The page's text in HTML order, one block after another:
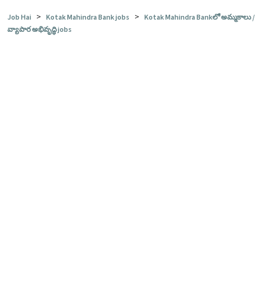
Job Hai > Kotak Mahindra Bank jobs > Kotak Mahindra Bankలో అమ్మకాలు /
వ్యాపార అభివృద్ధి jobs